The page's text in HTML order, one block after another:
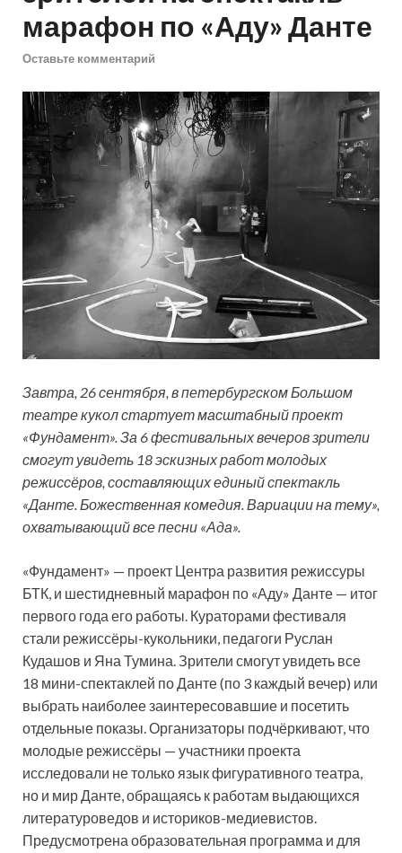
марафон по «Аду» Данте
Оставьте комментарий
Завтра, 26 сентября, в петербургском Большом
театре кукол стартует масштабный проект
«Фундамент». За 6 фестивальных вечеров зрители
смогут увидеть 18 эскизных работ молодых
режиссёров, составляющих единый спектакль
«Данте. Божественная комедия. Вариации на тему»,
охватывающий все песни «Ада».
«Фундамент» — проект Центра развития режиссуры
БТК, и шестидневный марафон по «Аду» Данте — итог
первого года его работы. Кураторами фестиваля
стали режиссёры-кукольники, педагоги Руслан
Кудашов и Яна Тумина. Зрители смогут увидеть все
18 мини-спектаклей по Данте (по 3 каждый вечер) или
выбрать наиболее заинтересовавшие и посетить
отдельные показы. Организаторы подчёркивают, что
молодые режиссёры — участники проекта
исследовали не только язык фигуративного театра,
но и мир Данте, обращаясь к работам выдающихся
литературоведов и историков-медиевистов.
Предусмотрена образовательная программа и для